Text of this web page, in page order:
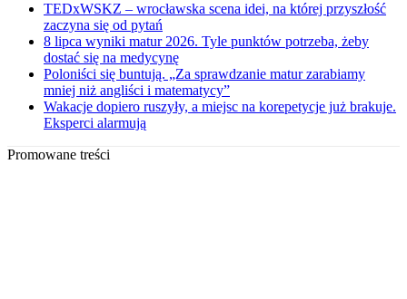
TEDxWSKZ – wrocławska scena idei, na której przyszłość
zaczyna się od pytań
8 lipca wyniki matur 2026. Tyle punktów potrzeba, żeby
dostać się na medycynę
Poloniści się buntują. „Za sprawdzanie matur zarabiamy
mniej niż angliści i matematycy”
Wakacje dopiero ruszyły, a miejsc na korepetycje już brakuje.
Eksperci alarmują
Promowane treści